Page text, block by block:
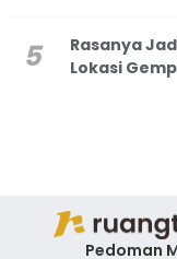
Rasanya
Lokasi
Pedoman